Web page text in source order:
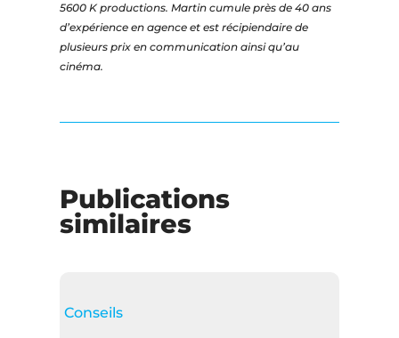
5600 K productions. Martin cumule près de 40 ans
d’expérience en agence et est récipiendaire de
plusieurs prix en communication ainsi qu’au
cinéma.
Publications
similaires
Conseils